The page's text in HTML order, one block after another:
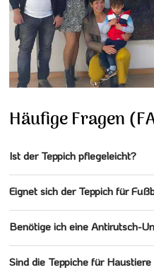
Häufige Fragen
Ist der Teppich pflegeleicht?
Eignet sich der Teppich für
Benötige ich eine Antirutsch-
Sind die Teppiche für